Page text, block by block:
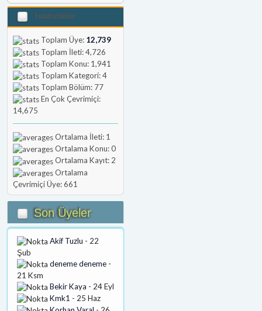
İstatistikler
Toplam Üye: 12,739
Toplam İleti: 4,726
Toplam Konu: 1,941
Toplam Kategori: 4
Toplam Bölüm: 77
En Çok Çevrimiçi:
14,675
Ortalama İleti: 1
Ortalama Konu: 0
Ortalama Kayıt: 2
Ortalama
Çevrimiçi Üye: 661
Son Üyeler
Akif Tuzlu - 22
Şub
deneme deneme -
21 Ksm
Bekir Kaya - 24 Eyl
Kmk1 - 25 Haz